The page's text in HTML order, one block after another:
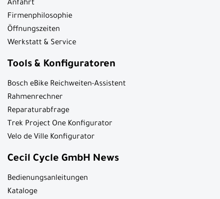
Anfahrt
Firmenphilosophie
Öffnungszeiten
Werkstatt & Service
Tools & Konfiguratoren
Bosch eBike Reichweiten-Assistent
Rahmenrechner
Reparaturabfrage
Trek Project One Konfigurator
Velo de Ville Konfigurator
Cecil Cycle GmbH News
Bedienungsanleitungen
Kataloge